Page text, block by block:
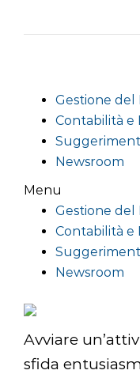
Gestione del
Contabilità e
Newsroom
Menu
Gestione del
Contabilità e
Newsroom
Avviare
sfida